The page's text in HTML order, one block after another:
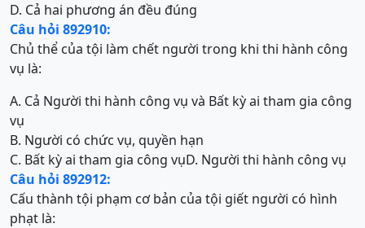
D. Cả hai phương án đều đúng
Câu hỏi 892910:
Chủ thể của tội làm chết người trong khi thi hành công
vụ là:
A. Cả Người thi hành công vụ và Bất kỳ ai tham gia công
vụ
B. Người có chức vụ, quyền hạn
C. Bất kỳ ai tham gia công vụD. Người thi hành công vụ
Câu hỏi 892912:
Cấu thành tội phạm cơ bản của tội giết người có hình
phạt là: